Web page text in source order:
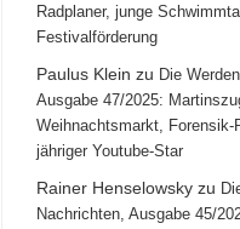
Radplaner, junge
Festivalförderung
Paulus Klein zu Die
Ausgabe 47/2025:
Weihnachtsmarkt, Forensik-
jähriger Youtube-Star
Rainer Henselowsky zu
Nachrichten, Ausgabe 45/